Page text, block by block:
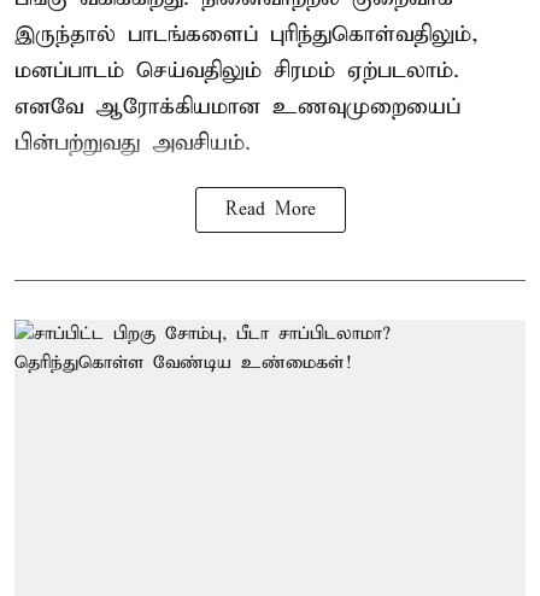
இருந்தால் பாடங்களைப் புரிந்துகொள்வதிலும்,
மனப்பாடம் செய்வதிலும் சிரமம் ஏற்படலாம்.
எனவே ஆரோக்கியமான உணவுமுறையைப்
பின்பற்றுவது அவசியம்.
Read More